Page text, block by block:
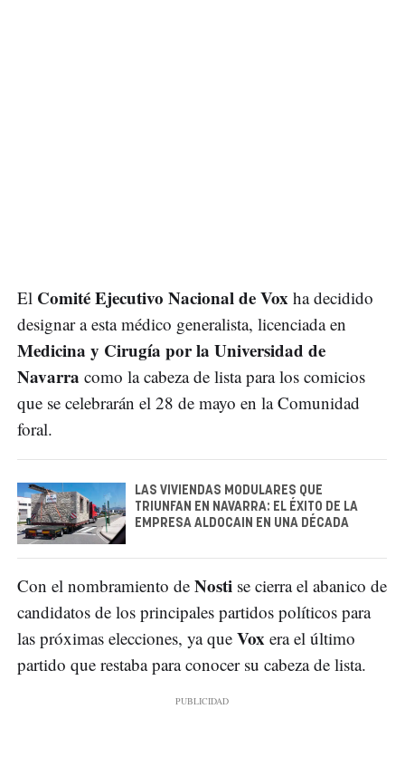
El Comité Ejecutivo Nacional de Vox ha decidido
designar a esta médico generalista, licenciada en
Medicina y Cirugía por la Universidad de
Navarra como la cabeza de lista para los comicios
que se celebrarán el 28 de mayo en la Comunidad
foral.
LAS VIVIENDAS MODULARES QUE
TRIUNFAN EN NAVARRA: EL ÉXITO DE LA
EMPRESA ALDOCAIN EN UNA DÉCADA
Con el nombramiento de Nosti se cierra el abanico de
candidatos de los principales partidos políticos para
las próximas elecciones, ya que Vox era el último
partido que restaba para conocer su cabeza de lista.